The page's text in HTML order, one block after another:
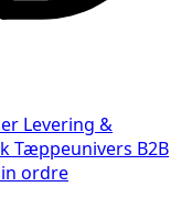
Levering &
Tæppeunivers B2B
ordre